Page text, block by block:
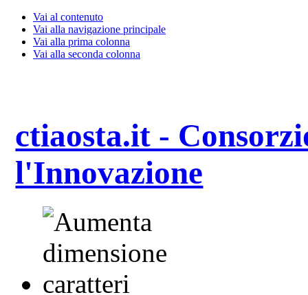
Vai al contenuto
Vai alla navigazione principale
Vai alla prima colonna
Vai alla seconda colonna
ctiaosta.it -
l'Innovazione